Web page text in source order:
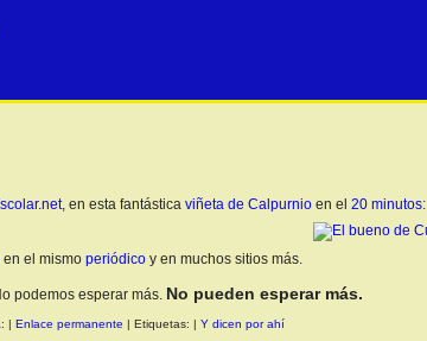
, en esta fantásticaviñeta de Calpurnio en el20 minutos:
en el mismoperiódico y en muchos sitios más.
podemos esperar más. No pueden esperar más.
|Enlace permanente | Etiquetas: |Y dicen por ahí